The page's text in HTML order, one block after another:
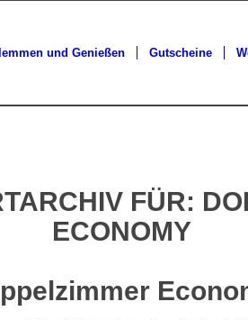
und Genießen Gutscheine
FÜR:
ECONOMY